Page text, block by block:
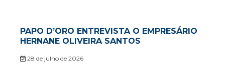
PAPO D’ORO ENTREVISTA O EMPRESÁRIO
HERNANE OLIVEIRA SANTOS
28 de julho de 2026